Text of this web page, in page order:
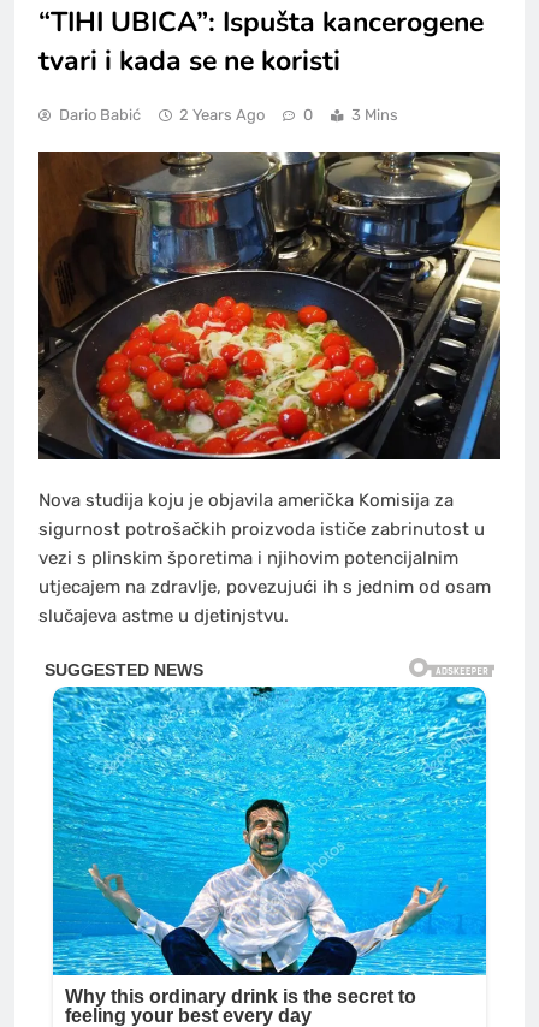
“TIHI UBICA”: Ispušta kancerogene
tvari i kada se ne koristi
Dario Babić 2 Years Ago 0 3 Mins
Nova studija koju je objavila američka Komisija za
sigurnost potrošačkih proizvoda ističe zabrinutost u
vezi s plinskim šporetima i njihovim potencijalnim
utjecajem na zdravlje, povezujući ih s jednim od osam
slučajeva astme u djetinjstvu.